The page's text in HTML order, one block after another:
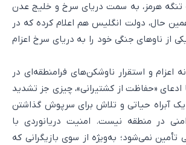
تنگه هرمز، به سمت دریای سرخ و خلیج عدن
حال، دولت انگلیس هم اعلام کرده که در
از ناوهای جنگی خود را به دریای سرخ اعزام
اعزام و استقرار ناوشکن‌های فرامنطقه‌ای در
ادعای «حفاظت از کشتیرانی»، چیزی جز تشدید
یک آبراه حیاتی و تلاش برای سرپوش گذاشتن
در منطقه نیست. امنیت دریانوردی با
نمی‌شود؛ به‌ویژه از سوی بازیگرانی که